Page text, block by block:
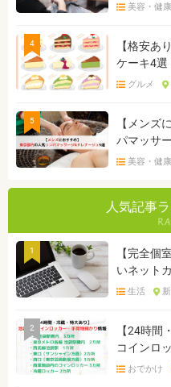
美容・健康
4
【格安あ
ケーキ4選
グルメ
5
【メンズ
パマッサ
美容・健康
人気記事
1
【完全個
いネット
生活
2
【24時間
コインロ
おでかけ